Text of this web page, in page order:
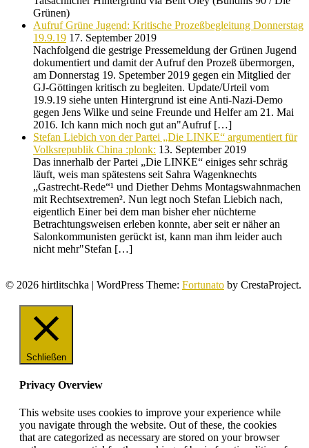
Grünen)
Aufruf Grüne Jugend: Kritische Prozeßbegleitung Donnerstag
19.9.19 17. September 2019
Nachfolgend die gestrige Pressemeldung der Grünen Jugend
dokumentiert und damit der Aufruf den Prozeß übermorgen,
am Donnerstag 19. Spetember 2019 gegen ein Mitglied der
GJ-Göttingen kritisch zu begleiten. Update/Urteil vom
19.9.19 siehe unten Hintergrund ist eine Anti-Nazi-Demo
gegen Jens Wilke und seine Freunde und Helfer am 21. Mai
2016. Ich kann mich noch gut an"Aufruf […]
Stefan Liebich von der Partei „Die LINKE“ argumentiert für
Volksrepublik China :plonk: 13. September 2019
Das innerhalb der Partei „Die LINKE“ einiges sehr schräg
läuft, weis man spätestens seit Sahra Wagenknechts
„Gastrecht-Rede“¹ und Diether Dehms Montagswahnmachen
mit Rechtsextremen². Nun legt noch Stefan Liebich nach,
eigentlich Einer bei dem man bisher eher nüchterne
Betrachtungsweisen erleben konnte, aber seit er näher an
Salonkommunisten gerückt ist, kann man ihm leider auch
nicht mehr"Stefan […]
© 2026 hirtlitschka | WordPress Theme: Fortunato by CrestaProject.
Schließen
Privacy Overview
This website uses cookies to improve your experience while
you navigate through the website. Out of these, the cookies
that are categorized as necessary are stored on your browser